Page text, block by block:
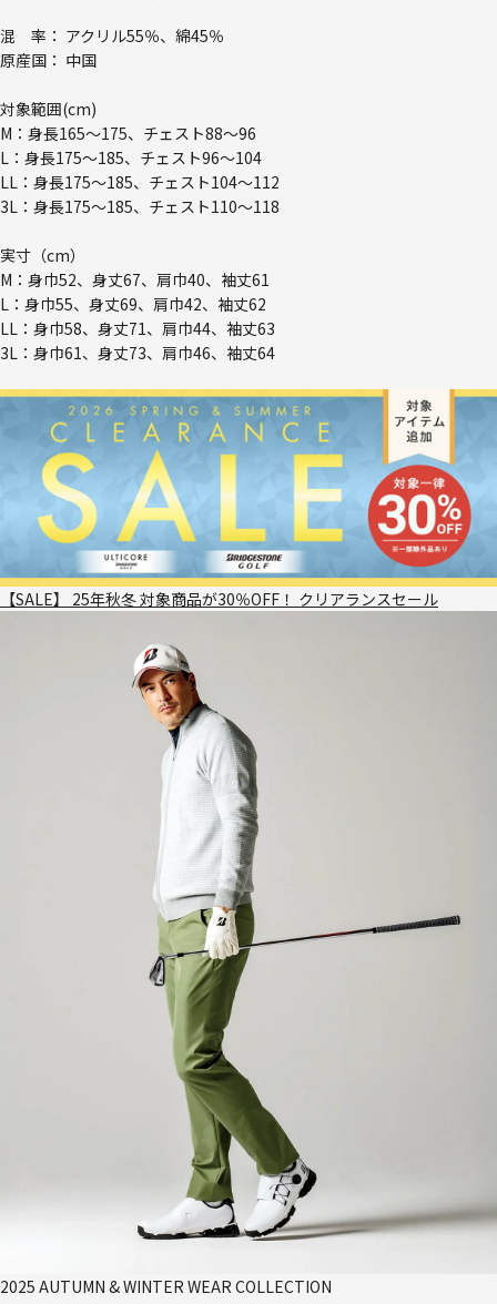
混 率： アクリル55％、綿45％
原産国： 中国
対象範囲(cm)
M：身長165～175、チェスト88～96
L：身長175～185、チェスト96～104
LL：身長175～185、チェスト104～112
3L：身長175～185、チェスト110～118
実寸（cm）
M：身巾52、身丈67、肩巾40、袖丈61
L：身巾55、身丈69、肩巾42、袖丈62
LL：身巾58、身丈71、肩巾44、袖丈63
3L：身巾61、身丈73、肩巾46、袖丈64
【SALE】 25年秋冬 対象商品が30％OFF！ クリアランスセール
2025 AUTUMN & WINTER WEAR COLLECTION